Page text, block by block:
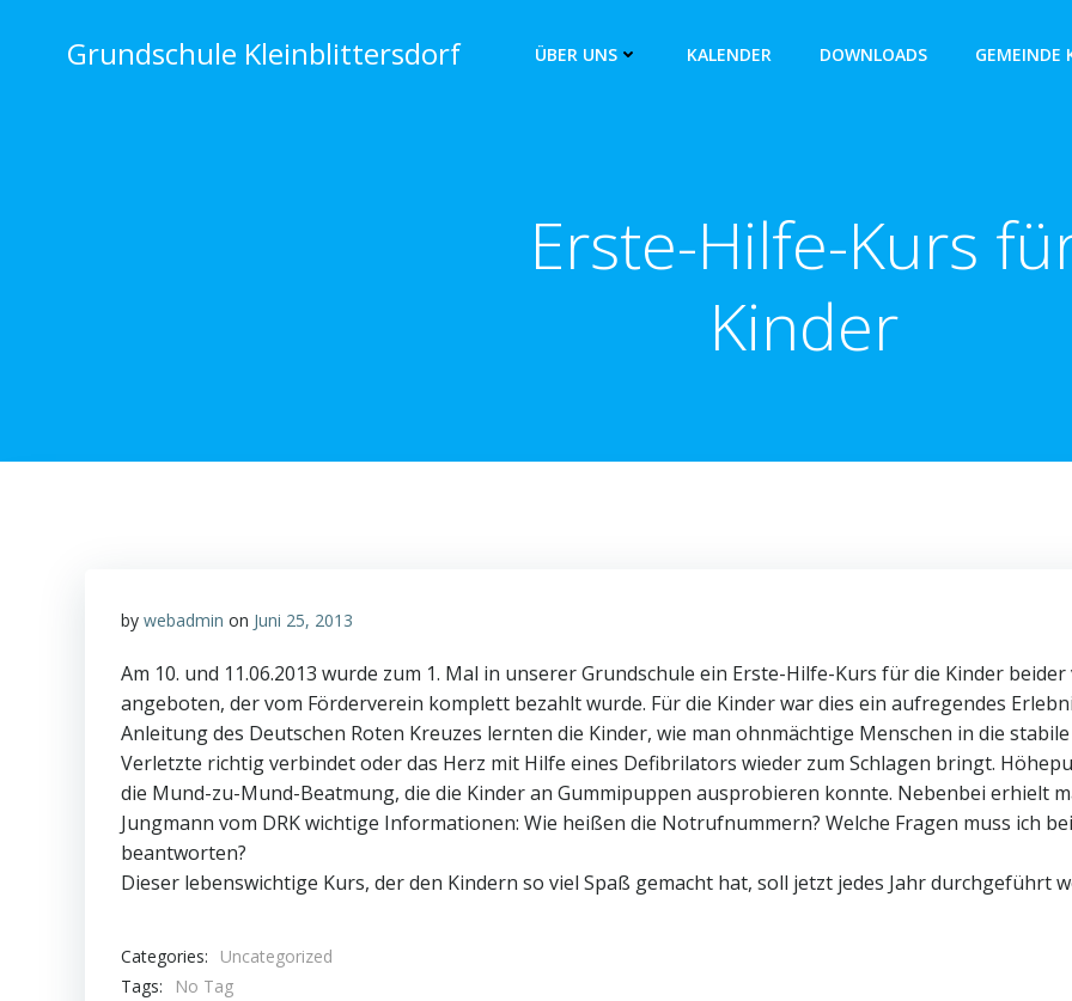
springenGrundschule Kleinblittersdorf ÜBER UNS KALENDER DOWNLOADS GEMEINDE
Erste-Hilfe-Kurs
Kinder
by webadmin on Juni 25, 2013
Am 10. und 11.06.2013 wurde zum 1. Mal in unserer Grundschule ein Erste-Hilfe-Kurs für die Kinder
angeboten, der vom Förderverein komplett bezahlt wurde. Für die Kinder war dies ein aufregendes
Anleitung des Deutschen Roten Kreuzes lernten die Kinder, wie man ohnmächtige Menschen in die
Verletzte richtig verbindet oder das Herz mit Hilfe eines Defibrilators wieder zum Schlagen bringt.
die Mund-zu-Mund-Beatmung, die die Kinder an Gummipuppen ausprobieren konnte. Nebenbei erhielt
Jungmann vom DRK wichtige Informationen: Wie heißen die Notrufnummern? Welche Fragen muss ich
beantworten?
Dieser lebenswichtige Kurs, der den Kindern so viel Spaß gemacht hat, soll jetzt jedes Jahr durchgeführt
Categories:
Uncategorized
Tags:
No Tag